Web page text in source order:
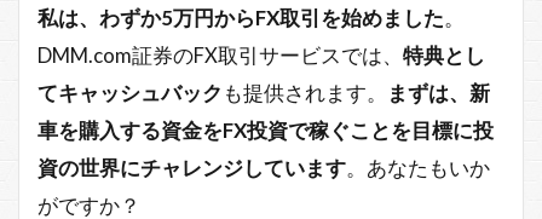
私は、わずか5万円からFX取引を始めました。
DMM.com証券のFX取引サービスでは、 特典とし
てキャッシュバック も提供されます。
まずは、新
車を購入する資金をFX投資で稼ぐことを目標に投
資の世界にチャレンジしています。あなたもいか
がですか？